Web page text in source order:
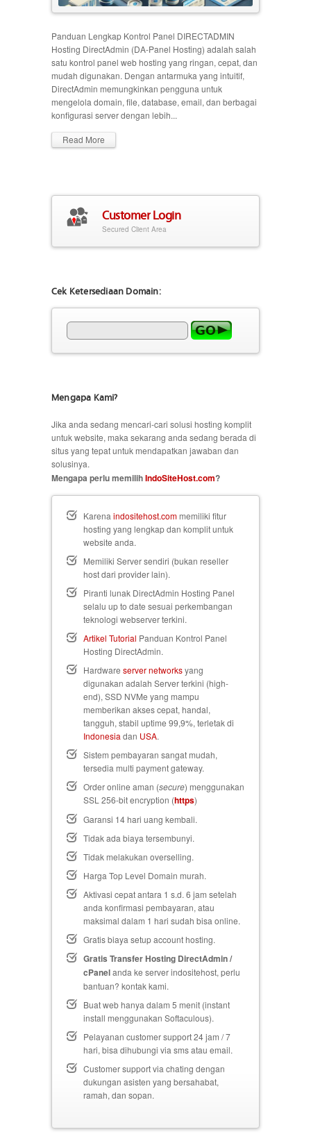
Panduan Lengkap Kontrol Panel DIRECTADMIN
Hosting DirectAdmin (DA-Panel Hosting) adalah salah
satu kontrol panel web hosting yang ringan, cepat, dan
mudah digunakan. Dengan antarmuka yang intuitif,
DirectAdmin memungkinkan pengguna untuk
mengelola domain, file, database, email, dan berbagai
konfigurasi server dengan lebih...
Read More
Customer Login
Secured Client Area
Cek Ketersediaan Domain:
Mengapa Kami?
Jika anda sedang mencari-cari solusi hosting komplit
untuk website, maka sekarang anda sedang berada di
situs yang tepat untuk mendapatkan jawaban dan
solusinya.
Mengapa perlu memilihIndoSiteHost.com?
Karena indositehost.commemiliki fitur
hosting yang lengkap dan komplit untuk
website anda.
Memiliki Server sendiri (bukan reseller
host dari provider lain).
Piranti lunak DirectAdmin Hosting Panel
selalu up to date sesuai perkembangan
teknologi webserver terkini.
Artikel Tutorial Panduan Kontrol Panel
Hosting DirectAdmin.
Hardware server networksyang
digunakan adalah Server terkini (high-
end), SSD NVMe yang mampu
memberikan akses cepat, handal,
tangguh, stabil uptime 99,9%, terletak di
Indonesia dan USA.
Sistem pembayaran sangat mudah,
tersedia multi payment gateway.
Order online aman (secure) menggunakan
SSL 256-bit encryption (https)
Garansi 14 hari uang kembali.
Tidak ada biaya tersembunyi.
Tidak melakukan overselling.
Harga Top Level Domain murah.
Aktivasi cepat antara 1 s.d. 6 jam setelah
anda konfirmasi pembayaran, atau
maksimal dalam 1 hari sudah bisa online.
Gratis biaya setupaccount hosting.
Gratis Transfer Hosting DirectAdmin /
cPanelanda ke server indositehost, perlu
bantuan? kontak kami.
Buat web hanya dalam 5 menit (instant
install menggunakan Softaculous).
Pelayanan customer support 24 jam / 7
hari, bisa dihubungi via sms atau email.
Customer support via chating dengan
dukungan asisten yang bersahabat,
ramah, dan sopan.